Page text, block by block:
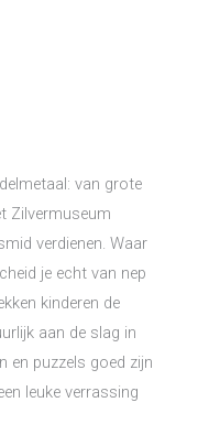
van grote
Zilvermuseum
verdienen. Waar
je echt van nep
kinderen de
aan de slag in
en puzzels goed zijn
leuke verrassing